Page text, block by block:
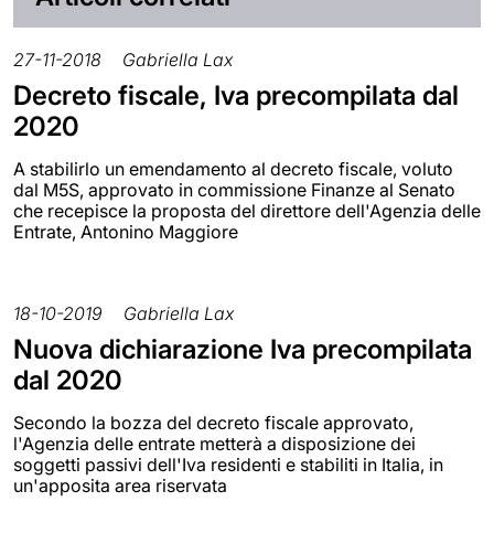
27-11-2018 Gabriella Lax
Decreto fiscale, Iva precompilata dal
2020
A stabilirlo un emendamento al decreto fiscale, voluto
dal M5S, approvato in commissione Finanze al Senato
che recepisce la proposta del direttore dell'Agenzia delle
Entrate, Antonino Maggiore
18-10-2019 Gabriella Lax
Nuova dichiarazione Iva precompilata
dal 2020
Secondo la bozza del decreto fiscale approvato,
l'Agenzia delle entrate metterà a disposizione dei
soggetti passivi dell'Iva residenti e stabiliti in Italia, in
un'apposita area riservata